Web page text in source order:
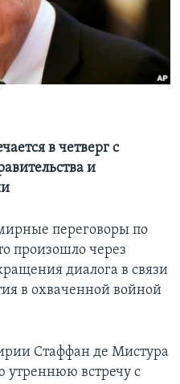
в четверг с
и
переговоры по
произошло через
диалога в связи
в охваченной войной
Стаффан де Мистура
утреннюю встречу с